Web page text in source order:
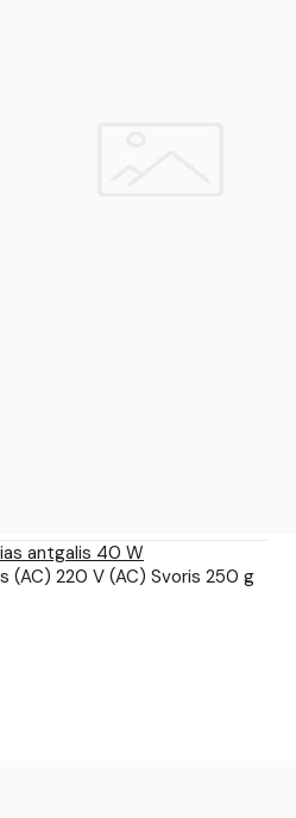
antgalis 40 W
(AC) 220 V (AC) Svoris 250 g